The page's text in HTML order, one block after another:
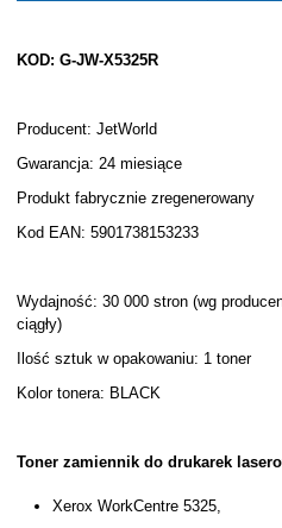
KOD: G-JW-X5325R
Producent: JetWorld
Gwarancja: 24 miesiące
Produkt fabrycznie zregenerowany
Kod EAN: 5901738153233
Wydajność: 30 000 stron (wg
ciągły)
Ilość sztuk w opakowaniu: 1 toner
Kolor tonera: BLACK
Toner zamiennik do drukarek
Xerox WorkCentre 5325,